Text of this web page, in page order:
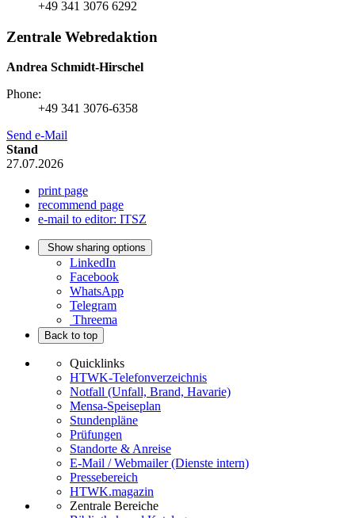
+49 341 3076 6292
Zentrale Webredaktion
Andrea Schmidt-Hirschel
Phone:
+49 341 3076-6358
Send e-Mail
Stand
27.07.2026
print page
recommend page
e-mail to editor: ITSZ
Show sharing options
LinkedIn
Facebook
WhatsApp
Telegram
Threema
Back to top
Quicklinks
HTWK-Telefonverzeichnis
Notfall (Unfall, Brand, Havarie)
Mensa-Speiseplan
Stundenpläne
Prüfungen
Standorte & Anreise
E-Mail / Webmailer (Dienste intern)
Pressebereich
HTWK.magazin
Zentrale Bereiche